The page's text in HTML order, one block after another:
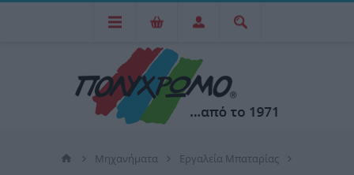
Μηχανήματα
Εργαλεία Μπαταρίας